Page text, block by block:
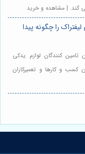
کند. | مشاهده و خرید
را چگونه پیدا
تامین کنندگان لوازم یدکی
کسب و کارها و تعمیرکاران